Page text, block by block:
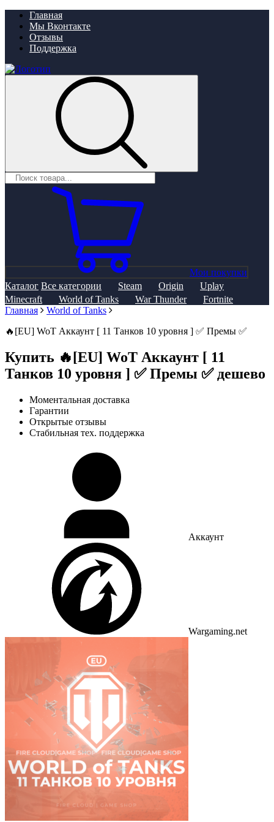
Главная
Мы Вконтакте
Отзывы
Поддержка
Мои покупки
Каталог Все категории Steam Origin
Uplay
Minecraft
World of Tanks War Thunder
Fortnite
Главная
World of Tanks
🔥[EU] WoT Аккаунт [ 11 Танков 10 уровня ] ✅ Премы ✅
Купить 🔥[EU] WoT Аккаунт [ 11
Танков 10 уровня ] ✅ Премы ✅ дешево
Моментальная доставка
Гарантии
Открытые отзывы
Стабильная тех. поддержка
Аккаунт
Wargaming.net